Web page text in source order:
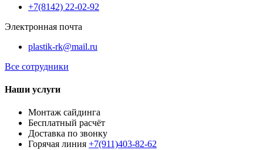
+7(8142) 22-02-92
Электронная почта
plastik-rk@mail.ru
Все сотрудники
Наши услуги
Монтаж сайдинга
Бесплатный расчёт
Доставка по звонку
Горячая линия +7(911)403-82-62